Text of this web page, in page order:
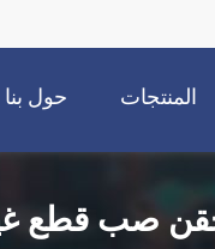
حول بنا المنتجات
صب قطع